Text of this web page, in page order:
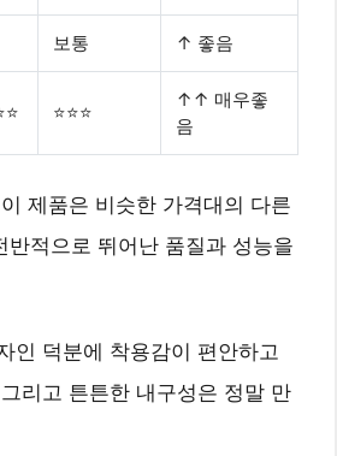
보통 ↑ 좋음
⭐⭐⭐
↑↑ 매우좋
음
제품은 비슷한 가격대의 다른
반적으로 뛰어난 품질과 성능을
인 덕분에 착용감이 편안하고
리고 튼튼한 내구성은 정말 만